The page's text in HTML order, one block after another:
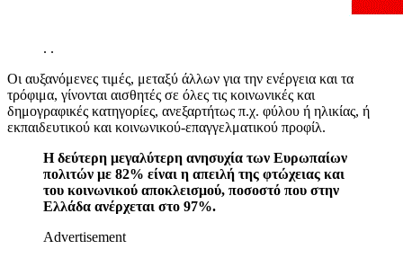
. .
Οι αυξανόμενες τιμές, μεταξύ άλλων για την ενέργεια και τα
τρόφιμα, γίνονται αισθητές σε όλες τις κοινωνικές και
δημογραφικές κατηγορίες, ανεξαρτήτως π.χ. φύλου ή ηλικίας, ή
εκπαιδευτικού και κοινωνικού-επαγγελματικού προφίλ.
Η δεύτερη μεγαλύτερη ανησυχία των Ευρωπαίων
πολιτών με 82% είναι η απειλή της φτώχειας και
του κοινωνικού αποκλεισμού, ποσοστό που στην
Ελλάδα ανέρχεται στο 97%.
Advertisement